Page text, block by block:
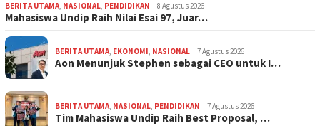
BERITA UTAMA, NASIONAL, PENDIDIKAN 8 Agustus 2026
Mahasiswa Undip Raih Nilai Esai 97, Juar…
BERITA UTAMA, EKONOMI, NASIONAL 7 Agustus 2026
Aon Menunjuk Stephen sebagai CEO untuk I…
BERITA UTAMA, NASIONAL, PENDIDIKAN 7 Agustus 2026
Tim Mahasiswa Undip Raih Best Proposal, …